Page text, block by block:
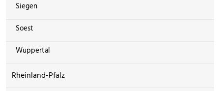
Siegen
Soest
Wuppertal
Rheinland-Pfalz